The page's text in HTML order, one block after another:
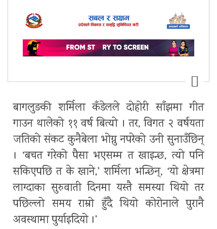
बागलुङकी शर्मिला कँडेलले दोहोरी साँझमा गीत
गाउन थालेको ११ वर्ष बित्यो । तर, विगत २ वर्षयता
जतिको संकट कुनैबेला भोग्नु नपरेको उनी सुनाउँछिन्
। ‘बचत गरेको पैसा भएसम्म त खाइन्छ, त्यो पनि
सकिएपछि त के खाने,’ शर्मिला भन्छिन्, ‘यो क्षेत्रमा
लाग्दाका सुरुवाती दिनमा यस्तै समस्या थियो तर
पछिल्लो समय राम्रो हुँदै थियो कोरोनाले पुरानै
अवस्थामा पुर्याइदियो ।’